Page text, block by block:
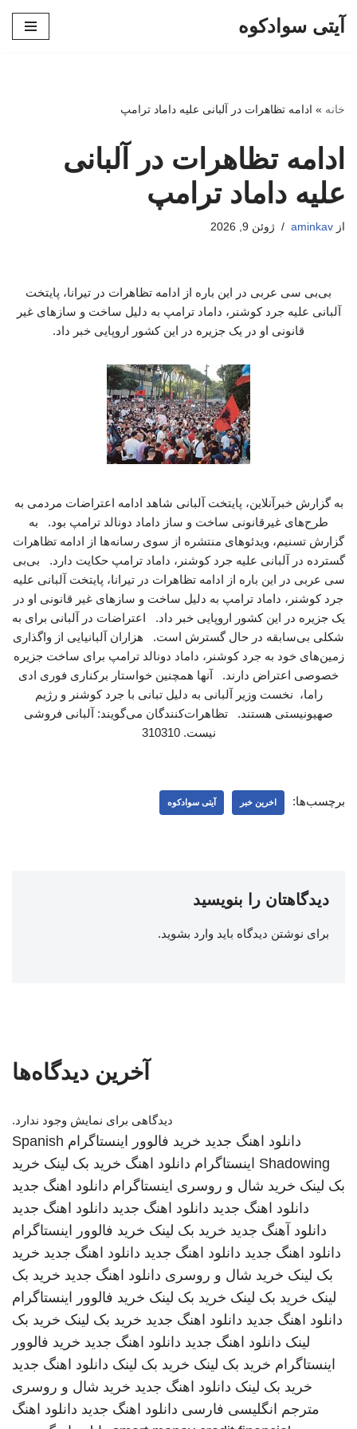
آیتی سوادکوه
خانه » ادامه تظاهرات در آلبانی علیه داماد ترامپ
ادامه تظاهرات در آلبانی
علیه داماد ترامپ
از aminkav ژوئن 9, 2026
بی‌بی سی عربی در این باره از ادامه تظاهرات در تیرانا، پایتخت
آلبانی علیه جرد کوشنر، داماد ترامپ به دلیل ساخت‌ و سازهای غیر
قانونی او در یک جزیره در این کشور اروپایی خبر داد.
به گزارش خبرآنلاین، پایتخت آلبانی شاهد ادامه اعتراضات مردمی به
طرح‌های غیرقانونی ساخت و ساز داماد دونالد ترامپ بود. به
گزارش تسنیم، ویدئوهای منتشره از سوی رسانه‌ها از ادامه تظاهرات
گسترده در آلبانی علیه جرد کوشنر، داماد ترامپ حکایت دارد. بی‌بی
سی عربی در این باره از ادامه تظاهرات در تیرانا، پایتخت آلبانی علیه
جرد کوشنر، داماد ترامپ به دلیل ساخت‌ و سازهای غیر قانونی او در
یک جزیره در این کشور اروپایی خبر داد. اعتراضات در آلبانی برای به
شکلی بی‌سابقه در حال گسترش است. هزاران آلبانیایی از واگذاری
زمین‌های خود به جرد کوشنر، داماد دونالد ترامپ برای ساخت جزیره
خصوصی اعتراض دارند. آنها همچنین خواستار برکناری فوری ادی
راما، نخست وزیر آلبانی به دلیل تبانی با جرد کوشنر و رژیم
صهیونیستی هستند. تظاهرات‌کنندگان می‌گویند: آلبانی فروشی
نیست. 310310
برچسب‌ها: اخرین خبر آیتی سوادکوه
دیدگاهتان را بنویسید
برای نوشتن دیدگاه باید وارد بشوید.
آخرین دیدگاه‌ها
دیدگاهی برای نمایش وجود ندارد.
دانلود اهنگ جدید خرید فالوور اینستاگرام Spanish
Shadowing اینستاگرام دانلود اهنگ خرید بک لینک خرید
بک لینک خرید شال و روسری اینستاگرام دانلود اهنگ جدید
دانلود اهنگ جدید دانلود اهنگ جدید دانلود اهنگ جدید
دانلود آهنگ جدید خرید بک لینک خرید فالوور اینستاگرام
دانلود اهنگ جدید دانلود اهنگ جدید دانلود اهنگ جدید خرید
بک لینک خرید شال و روسری دانلود اهنگ جدید خرید بک
لینک خرید بک لینک خرید بک لینک خرید فالوور اینستاگرام
دانلود اهنگ جدید دانلود اهنگ جدید خرید بک لینک خرید بک
لینک دانلود اهنگ جدید دانلود اهنگ جدید خرید فالوور
اینستاگرام خرید بک لینک خرید بک لینک دانلود اهنگ جدید
خرید بک لینک دانلود اهنگ جدید خرید شال و روسری
مترجم انگلیسی فارسی دانلود اهنگ جدید دانلود اهنگ